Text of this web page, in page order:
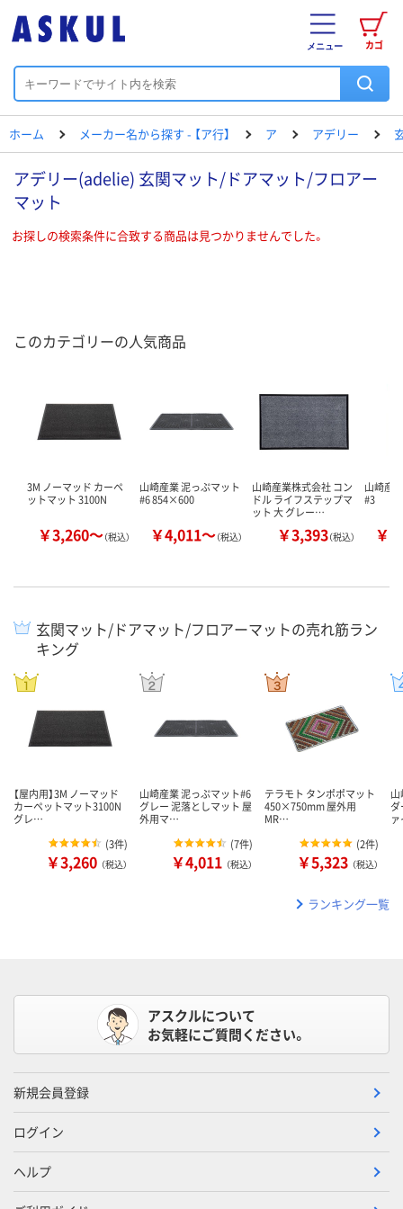
カゴ
メニュー
ホーム メーカー名から探す - 【ア行】 ア アデリー
アデリー(adelie) 玄関マット/ドアマット/フロアー
マット
お探しの検索条件に合致する商品は見つかりませんでした。
このカテゴリーの人気商品
3M ノーマッド カーペ
ットマット 3100N
￥3,260～（税込）
山崎産業 泥っぷマット
#6 854×600
￥4,011～（税込）
山崎産業株式会社 コン
ドル ライフステップマ
ット 大 グレー…
￥3,393（税込）
山崎産
#3
￥
玄関マット/ドアマット/フロアーマットの売れ筋ラン
キング
【屋内用】3M ノーマッド
カーペットマット3100N
グレ…
(3件)
￥3,260 （税込）
山崎産業 泥っぷマット#6
グレー 泥落としマット 屋
外用マ…
(7件)
￥4,011 （税込）
テラモト タンポポマット
450×750mm 屋外用
MR…
(2件)
￥5,323 （税込）
ランキング一覧
アスクルについて
お気軽にご質問ください。
新規会員登録
ログイン
ヘルプ